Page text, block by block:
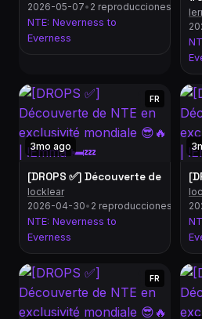
2026-05-07• 2 reproducciones
NTE: Neverness to
Everness
3mo ago
FR
[DROPS ✅] Découverte de NTE
locklear
2026-04-30• 2 reproducciones
NTE: Neverness to
Everness
FR